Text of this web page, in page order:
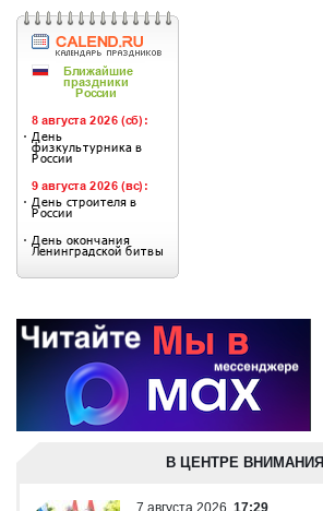
В ЦЕНТРЕ ВНИМАНИЯ
7 августа 2026 17:29